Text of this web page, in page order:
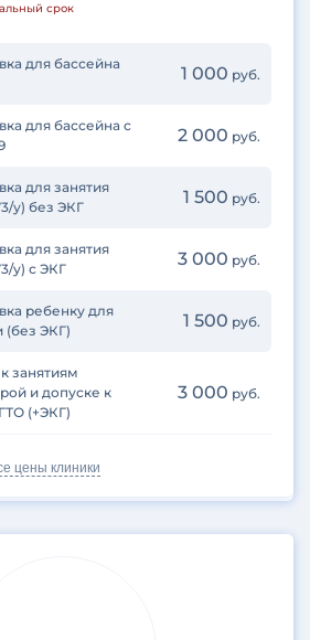
срок
для бассейна
1 000 руб.
для бассейна с
2 000 руб.
для занятия
у) без ЭКГ
1 500 руб.
для занятия
у) с ЭКГ
3 000 руб.
ребенку для
(без ЭКГ)
1 500 руб.
занятиям
и допуске к
(+ЭКГ)
3 000 руб.
цены клиники